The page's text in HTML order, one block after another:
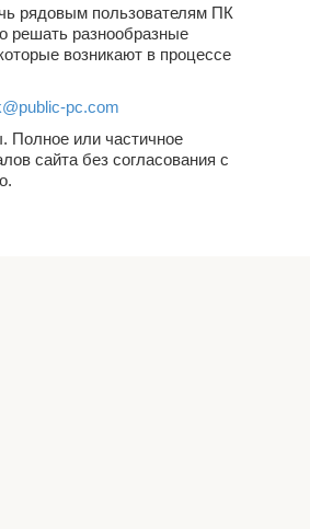
рядовым пользователям ПК
решать разнообразные
возникают в процессе
pc.com
Полное или частичное
сайта без согласования с